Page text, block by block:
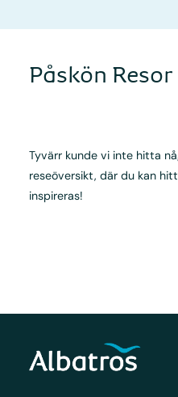
Påskön Resor
Tyvärr kunde vi inte hitta
reseöversikt, där du kan
inspireras!